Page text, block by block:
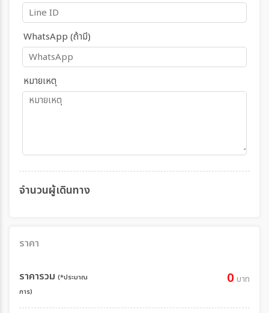
WhatsApp (ถ้ามี)
หมายเหตุ
จำนวนผู้เดินทาง
ราคา
ราคารวม (*ประมาณ
การ)
0 บาท